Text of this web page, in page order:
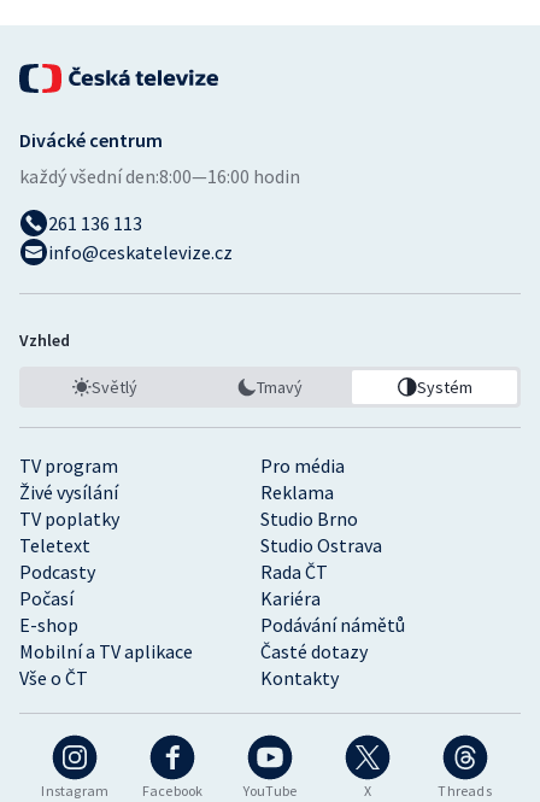
Instagram Facebook YouTube X Threads
TV program
Pro média
Živé vysílání
Reklama
TV poplatky
Studio Brno
Teletext
Studio Ostrava
Podcasty
Rada ČT
Počasí
Kariéra
E-shop
Podávání námětů
Mobilní a TV aplikace
Časté dotazy
Vše o ČT
Kontakty
Divácké centrum
každý všední den:8:00—16:00 hodin
261 136 113
info@ceskatelevize.cz
Vzhled
Světlý Tmavý Systém